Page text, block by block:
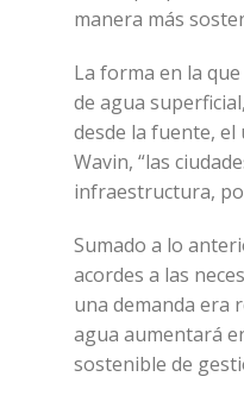
manera más
La forma en la
de agua
desde la fuente, el
Wavin, “las
infraestructura,
Sumado a lo
acordes a las
una demanda era
agua aumentará
sostenible de